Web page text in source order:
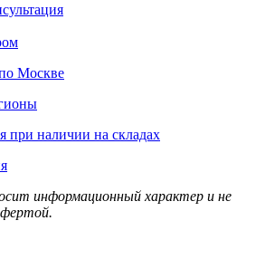
Москве
при наличии на складах
информационный характер и не